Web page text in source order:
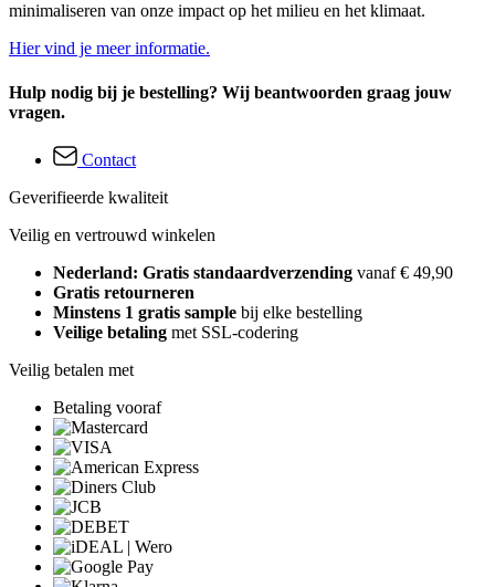
minimaliseren van onze impact op het milieu en het klimaat.
Hier vind je meer informatie.
Hulp nodig bij je bestelling? Wij beantwoorden graag jouw
vragen.
Contact
Geverifieerde kwaliteit
Veilig en vertrouwd winkelen
Nederland: Gratis standaardverzending vanaf € 49,90
Gratis retourneren
Minstens 1 gratis sample bij elke bestelling
Veilige betaling met SSL-codering
Veilig betalen met
Betaling vooraf